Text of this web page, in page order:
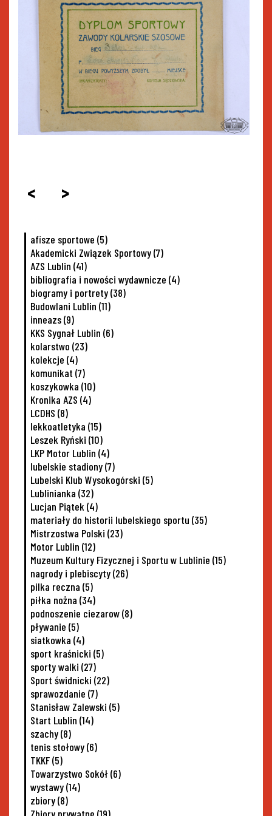
< >
afisze sportowe (5)
Akademicki Związek Sportowy(7)
AZS Lublin (41)
bibliografia i nowości wydawnicze (4)
biogramy i portrety(38)
Budowlani Lublin (11)
inneazs(9)
KKS Sygnał Lublin (6)
kolarstwo (23)
kolekcje (4)
komunikat (7)
koszykowka (10)
Kronika AZS (4)
LCDHS (8)
lekkoatletyka (15)
Leszek Ryński (10)
LKP Motor Lublin (4)
lubelskie stadiony(7)
Lubelski Klub Wysokogórski (5)
Lublinianka (32)
Lucjan Piątek (4)
materiały do historii lubelskiego sportu (35)
Mistrzostwa Polski (23)
Motor Lublin (12)
Muzeum Kultury Fizycznej i Sportu w Lublinie (15)
nagrody i plebiscyty(26)
pilka reczna (5)
piłka nożna (34)
podnoszenie ciezarow(8)
pływanie (5)
siatkowka (4)
sport kraśnicki (5)
sporty walki (27)
Sport świdnicki (22)
sprawozdanie (7)
Stanisław Zalewski (5)
Start Lublin (14)
szachy(8)
tenis stołowy(6)
TKKF(5)
Towarzystwo Sokół(6)
wystawy(14)
zbiory(8)